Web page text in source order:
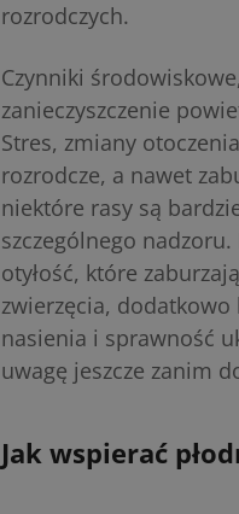
rozrodczych.
Czynniki
zanieczyszczenie
Stres, zmiany
rozrodcze, a nawet
niektóre rasy są
szczególnego
otyłość, które
zwierzęcia, dodatkowo
nasienia i sprawność
uwagę jeszcze zanim
Jak wspierać